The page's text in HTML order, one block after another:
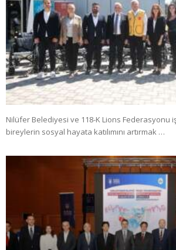
Nilüfer Belediyesi ve 118-K Lions Federasyonu
bireylerin sosyal hayata katılımını artırmak …